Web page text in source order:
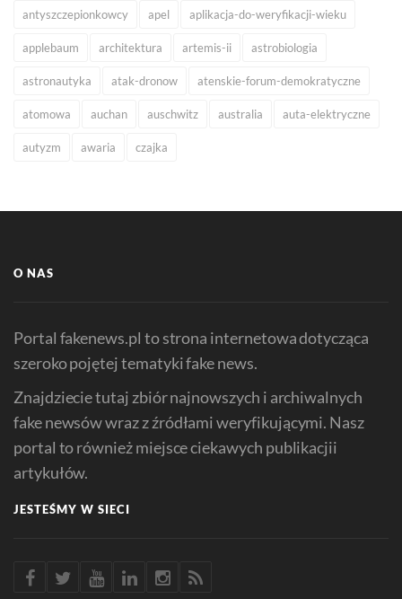
antyszczepionkowcy apel aplikacja-do-weryfikacji-wieku
applebaum architektura artemis-ii astrobiologia
astronautyka atak-dronow atenskie-forum-demokratyczne
atomowa auchan auschwitz australia auta-elektryczne
autyzm awaria czajka
O NAS
Portal fakenews.pl to strona internetowa dotycząca
szeroko pojętej tematyki fake news.
Znajdziecie tutaj zbiór najnowszych i archiwalnych
fake newsów wraz z źródłami weryfikującymi. Nasz
portal to również miejsce ciekawych publikacjii
artykułów.
JESTEŚMY W SIECI